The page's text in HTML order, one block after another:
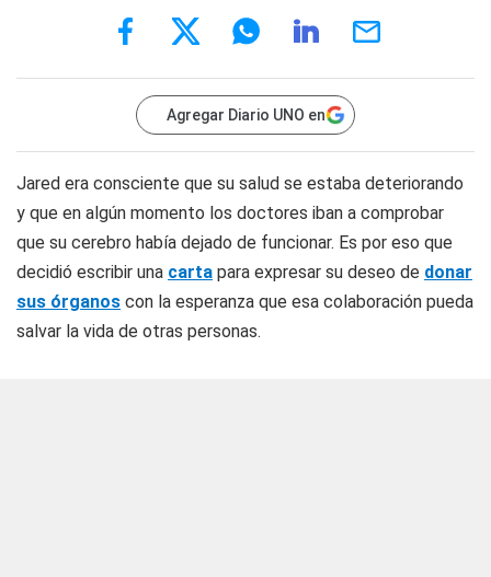
Agregar Diario UNO en
Jared era consciente que su salud se estaba deteriorando
y que en algún momento los doctores iban a comprobar
que su cerebro había dejado de funcionar. Es por eso que
decidió escribir una carta para expresar su deseo de donar
sus órganos con la esperanza que esa colaboración pueda
salvar la vida de otras personas.